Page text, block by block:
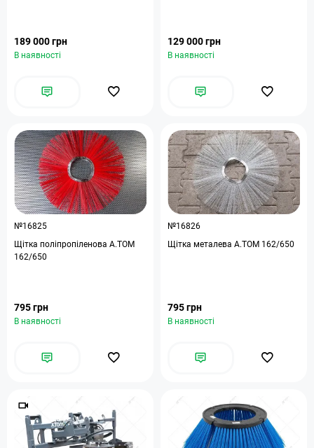
189 000 грн
В наявності
129 000 грн
В наявності
№16825
Щітка поліпропіленова A.TOM
162/650
795 грн
В наявності
№16826
Щітка металева A.TOM 162/650
795 грн
В наявності